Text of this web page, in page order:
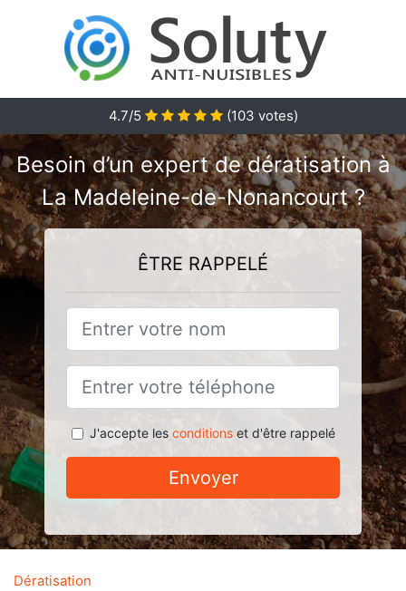
4.7/5 (103 votes)
Besoin d’un expert de dératisation à
La Madeleine-de-Nonancourt ?
ÊTRE RAPPELÉ
J'accepte les conditionset d'être rappelé
Envoyer
Dératisation